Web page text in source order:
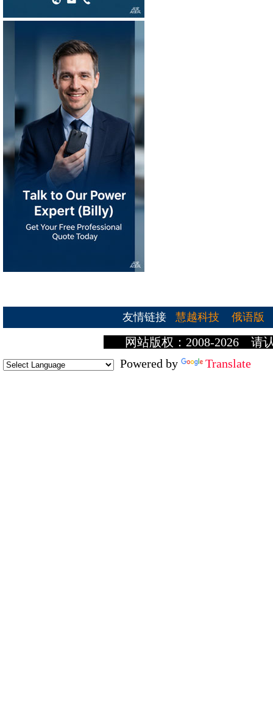
友情链接 慧越科技 俄语版
网站版权：2008-2026 请
Powered by
Translate